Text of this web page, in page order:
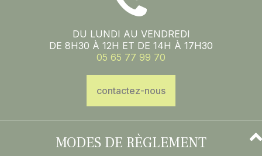
DU LUNDI AU VENDREDI
DE 8H30 À 12H ET DE 14H À 17H30
05 65 77 99 70
contactez-nous
MODES DE RÈGLEMENT